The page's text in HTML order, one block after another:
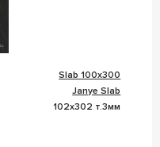
Slab 100x300
Janye Slab
102x302 т.3мм